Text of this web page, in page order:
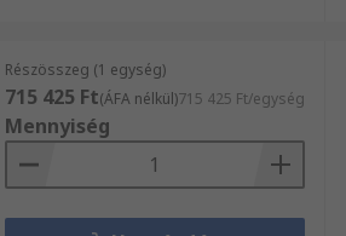
Részösszeg (1 egység)
715 425 Ft(ÁFA nélkül)715 425 Ft/egység
Mennyiség